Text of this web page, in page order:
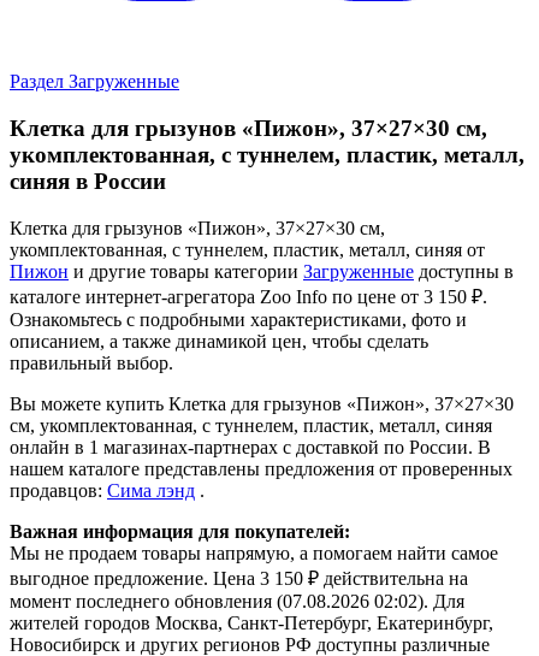
Раздел Загруженные
Клетка для грызунов «Пижон», 37×27×30 см,
укомплектованная, с туннелем, пластик, металл,
синяя в России
Клетка для грызунов «Пижон», 37×27×30 см,
укомплектованная, с туннелем, пластик, металл, синяя от
Пижон и другие товары категории Загруженные доступны в
каталоге интернет-агрегатора Zoo Info по цене от 3 150 ₽.
Ознакомьтесь с подробными характеристиками, фото и
описанием, а также динамикой цен, чтобы сделать
правильный выбор.
Вы можете купить Клетка для грызунов «Пижон», 37×27×30
см, укомплектованная, с туннелем, пластик, металл, синяя
онлайн в 1 магазинах-партнерах с доставкой по России. В
нашем каталоге представлены предложения от проверенных
продавцов: Сима лэнд .
Важная информация для покупателей:
Мы не продаем товары напрямую, а помогаем найти самое
выгодное предложение. Цена 3 150 ₽ действительна на
момент последнего обновления (07.08.2026 02:02). Для
жителей городов Москва, Санкт-Петербург, Екатеринбург,
Новосибирск и других регионов РФ доступны различные